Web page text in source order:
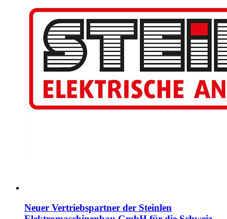
Neuer Vertriebspartner der Steinlen